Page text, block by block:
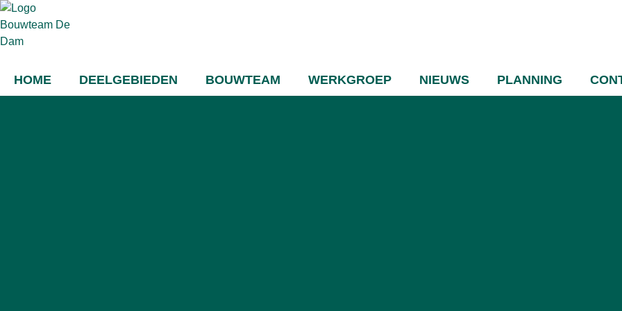
HOME DEELGEBIEDEN BOUWTEAM WERKGROEP NIEUWS PLANNING